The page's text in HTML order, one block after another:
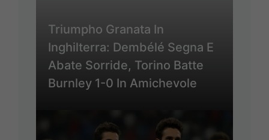
Triumpho Granata In
Inghilterra: Dembélé Segna E
Abate Sorride, Torino Batte
Burnley 1-0 In Amichevole